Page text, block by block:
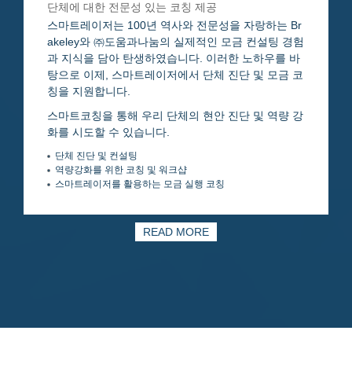
단체에 대한 전문성 있는 코칭 제공
스마트레이저는 100년 역사와 전문성을 자랑하는 Br
akeley와 ㈜도움과나눔의 실제적인 모금 컨설팅 경험
과 지식을 담아 탄생하였습니다. 이러한 노하우를 바
탕으로 이제, 스마트레이저에서 단체 진단 및 모금 코
칭을 지원합니다.
스마트코칭을 통해 우리 단체의 현안 진단 및 역량 강
화를 시도할 수 있습니다.
단체 진단 및 컨설팅
역량강화를 위한 코칭 및 워크샵
스마트레이저를 활용하는 모금 실행 코칭
READ MORE